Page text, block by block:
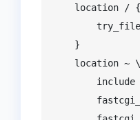
    location / {
    }
location ~
include